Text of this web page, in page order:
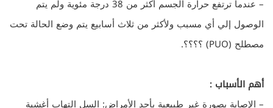
– عندما ترتفع حرارة الجسم أكثر من 38 درجة مئوية ولم يتم
الوصول إلي أي مسبب ولأكثر من ثلاث أسابيع يتم وضع الحالة تحت
مصطلح (PUO) ؟؟؟؟.
أهم الأسباب :
– الإصابة بصورة غير طبيعية بأحد الأمراض: السل التهاب أغشية